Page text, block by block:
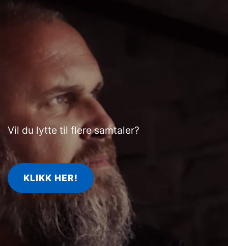
Vil du lytte til flere samtaler?
KLIKK HER!